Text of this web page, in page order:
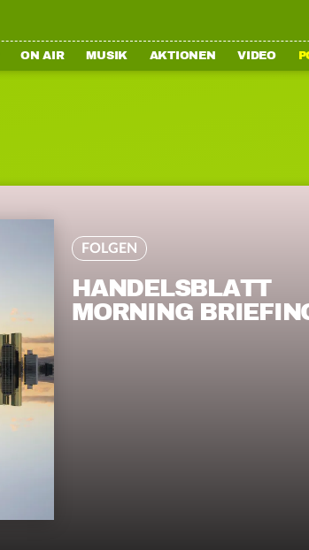
ON AIR MUSIK AKTIONEN VIDEO
FOLGEN
HANDELSBLATT
MORNING